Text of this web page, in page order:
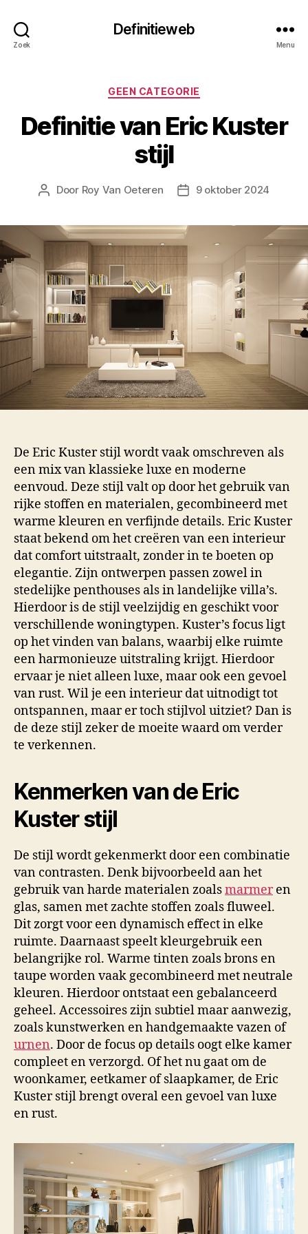
Zoek
Definitieweb
Menu
Categorieën
GEEN CATEGORIE
Definitie van Eric Kuster
stijl
Berichtauteur
Door Roy Van Oeteren Berichtdatum
9 oktober 2024
De Eric Kuster stijl wordt vaak omschreven als
een mix van klassieke luxe en moderne
eenvoud. Deze stijl valt op door het gebruik van
rijke stoffen en materialen, gecombineerd met
warme kleuren en verfijnde details. Eric Kuster
staat bekend om het creëren van een interieur
dat comfort uitstraalt, zonder in te boeten op
elegantie. Zijn ontwerpen passen zowel in
stedelijke penthouses als in landelijke villa’s.
Hierdoor is de stijl veelzijdig en geschikt voor
verschillende woningtypen. Kuster’s focus ligt
op het vinden van balans, waarbij elke ruimte
een harmonieuze uitstraling krijgt. Hierdoor
ervaar je niet alleen luxe, maar ook een gevoel
van rust. Wil je een interieur dat uitnodigt tot
ontspannen, maar er toch stijlvol uitziet? Dan is
de deze stijl zeker de moeite waard om verder
te verkennen.
Kenmerken van de Eric
Kuster stijl
De stijl wordt gekenmerkt door een combinatie
van contrasten. Denk bijvoorbeeld aan het
gebruik van harde materialen zoalsmarmeren
glas, samen met zachte stoffen zoals fluweel.
Dit zorgt voor een dynamisch effect in elke
ruimte. Daarnaast speelt kleurgebruik een
belangrijke rol. Warme tinten zoals brons en
taupe worden vaak gecombineerd met neutrale
kleuren. Hierdoor ontstaat een gebalanceerd
geheel. Accessoires zijn subtiel maar aanwezig,
zoals kunstwerken en handgemaakte vazen of
urnen. Door de focus op details oogt elke kamer
compleet en verzorgd. Of het nu gaat om de
woonkamer, eetkamer of slaapkamer, de Eric
Kuster stijl brengt overal een gevoel van luxe
en rust.